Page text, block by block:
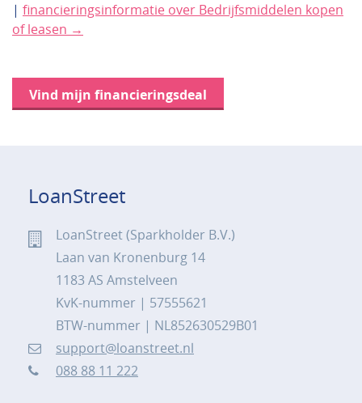
| financieringsinformatie over Bedrijfsmiddelen kopen
of leasen →
Vind mijn financieringsdeal
LoanStreet
LoanStreet (Sparkholder B.V.)
Laan van Kronenburg 14
1183 AS Amstelveen
KvK-nummer | 57555621
BTW-nummer | NL852630529B01
support@loanstreet.nl
088 88 11 222